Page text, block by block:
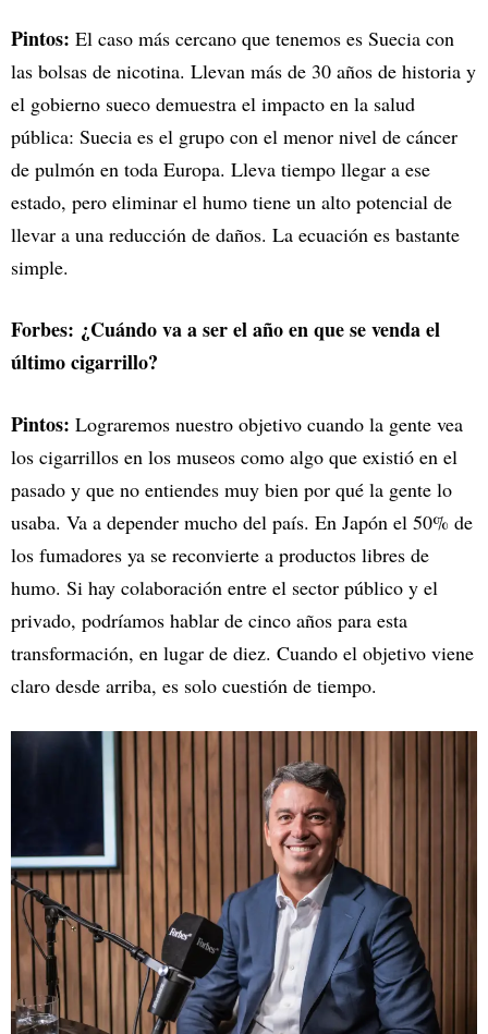
Pintos: El caso más cercano que tenemos es Suecia con
las bolsas de nicotina. Llevan más de 30 años de historia y
el gobierno sueco demuestra el impacto en la salud
pública: Suecia es el grupo con el menor nivel de cáncer
de pulmón en toda Europa. Lleva tiempo llegar a ese
estado, pero eliminar el humo tiene un alto potencial de
llevar a una reducción de daños. La ecuación es bastante
simple.
Forbes: ¿Cuándo va a ser el año en que se venda el
último cigarrillo?
Pintos: Lograremos nuestro objetivo cuando la gente vea
los cigarrillos en los museos como algo que existió en el
pasado y que no entiendes muy bien por qué la gente lo
usaba. Va a depender mucho del país. En Japón el 50% de
los fumadores ya se reconvierte a productos libres de
humo. Si hay colaboración entre el sector público y el
privado, podríamos hablar de cinco años para esta
transformación, en lugar de diez. Cuando el objetivo viene
claro desde arriba, es solo cuestión de tiempo.